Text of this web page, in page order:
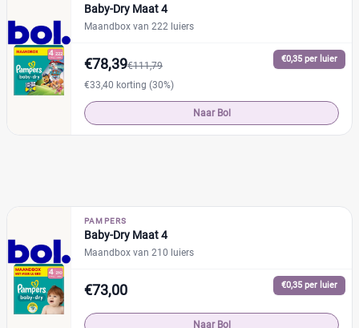
Baby-Dry Maat 4
Maandbox van 222 luiers
€0,35 per luier
€78,39€111,79
€33,40 korting (30%)
Naar Bol
PAMPERS
Baby-Dry Maat 4
Maandbox van 210 luiers
€0,35 per luier
€73,00
Naar Bol